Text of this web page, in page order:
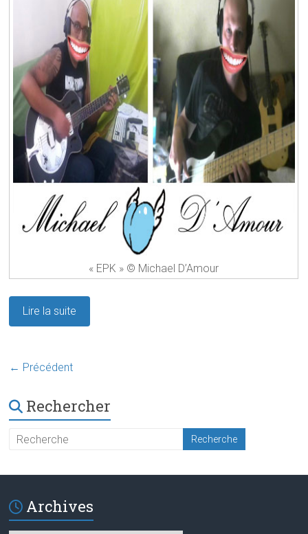
« EPK » © Michael D’Amour
Lire la suite
← Précédent
Rechercher
Archives